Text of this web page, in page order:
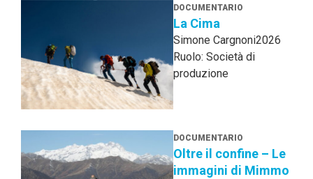
DOCUMENTARIO
La Cima
Simone Cargnoni2026
Ruolo: Società di
produzione
DOCUMENTARIO
Oltre il confine – Le
immagini di Mimmo